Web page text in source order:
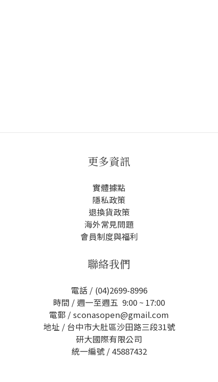
更多資訊
實體據點
隱私政策
退換貨政策
海外常見問題
會員制度與福利
聯絡我們
電話 / (04)2699-8996
時間 / 週一至週五 9:00 ~ 17:00
電郵 / sconasopen@gmail.com
地址 / 台中市大肚區沙田路三段31號
研大國際有限公司
統一編號 / 45887432